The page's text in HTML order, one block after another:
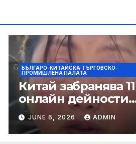
БЪЛГАРО-КИТАЙСКА ТЪРГОВСКО-
ПРОМИШЛЕНА ПАЛАТА
Китай забранява 11
онлайн дейности
при по-строги
правила за
ограничаване на
JUNE 6, 2026 ADMIN